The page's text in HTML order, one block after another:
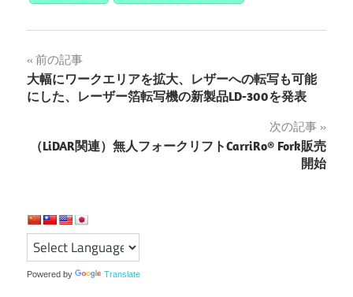
投
稿
ビ
ー
シ
ョ
前の記事
大幅にワークエリアを拡大、レザーへの転写も可能
にした、レーザー箔転写機の新製品LD-300を発表
次の記事
（LiDAR関連）無人フォークリフトCarriRo® Fork販売
開始
Powered by Translate